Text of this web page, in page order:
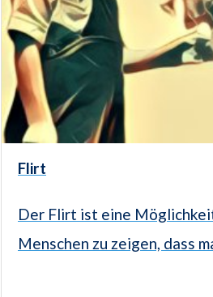
Flirt
Der Flirt ist eine
Menschen zu zeigen, dass